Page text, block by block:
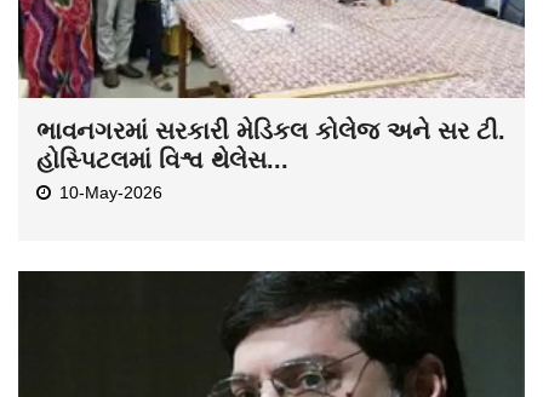
ભાવનગરમાં સરકારી મેડિકલ કોલેજ અને સર ટી.
હોસ્પિટલમાં વિશ્વ થેલેસ...
10-May-2026